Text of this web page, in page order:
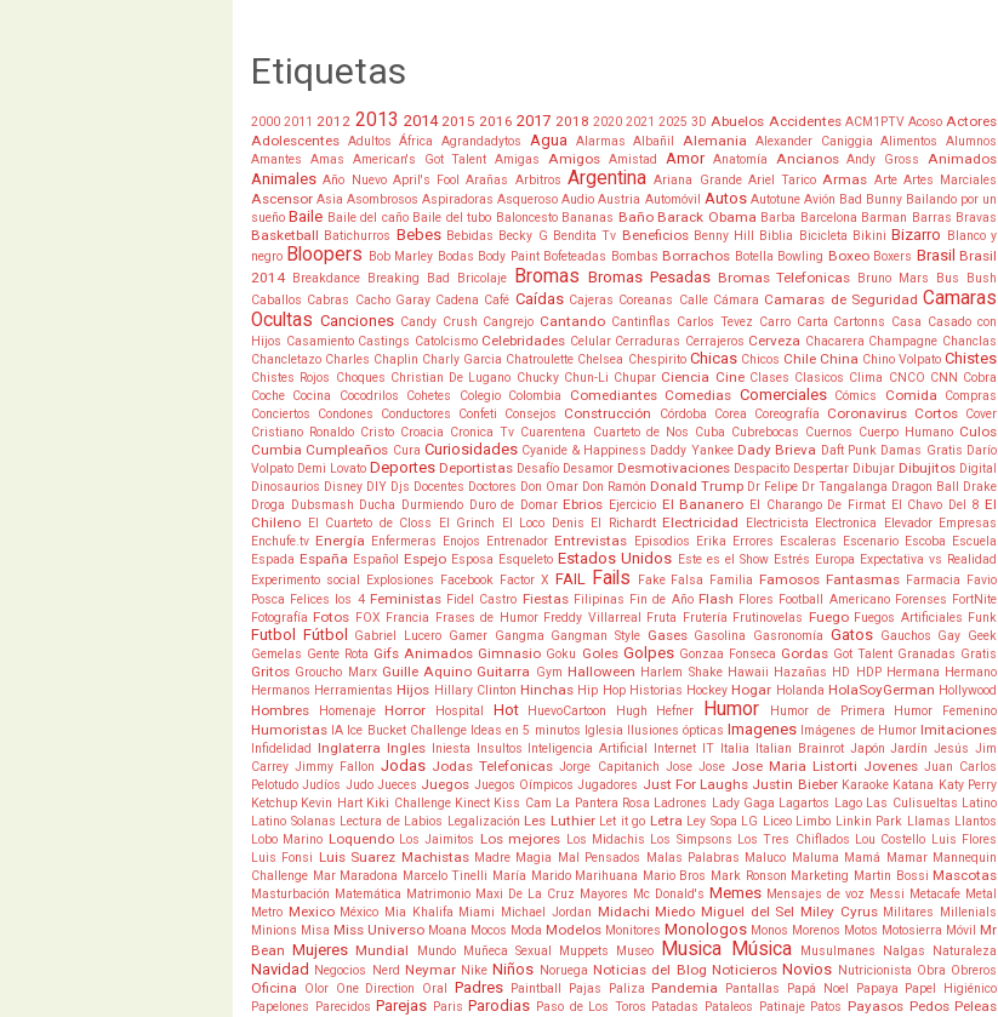
Etiquetas
2000 2011 2012 2013 2014 2015 2016 2017 2018 2020 2021 2025 3D Abuelos Accidentes ACM1PTV Acoso Actores
Adolescentes Adultos África Agrandadytos Agua Alarmas Albañil Alemania Alexander Caniggia Alimentos
Alumnos
Amantes
Amas American's Got Talent Amigas Amigos Amistad Amor Anatomía Ancianos Andy Gross Animados
Animales Año Nuevo April's Fool Arañas Arbitros Argentina Ariana Grande Ariel Tarico Armas Arte Artes Marciales
Ascensor Asia Asombrosos Aspiradoras Asqueroso Audio Austria Automóvil Autos Autotune Avión Bad Bunny Bailando por un
sueño Baile Baile del caño Baile del tubo Baloncesto Bananas Baño Barack Obama Barba Barcelona Barman Barras Bravas
Basketball Batichurros Bebes Bebidas Becky G Bendita Tv Beneficios Benny Hill Biblia Bicicleta Bikini Bizarro
Blanco y
negro Bloopers Bob Marley Bodas Body Paint Bofeteadas Bombas Borrachos Botella Bowling Boxeo Boxers Brasil Brasil
2014
Breakdance Breaking Bad Bricolaje Bromas Bromas Pesadas Bromas Telefonicas Bruno Mars Bus
Bush
Caballos Cabras Cacho Garay Cadena Café Caídas Cajeras Coreanas Calle Cámara Camaras de Seguridad Camaras
Ocultas Canciones Candy Crush Cangrejo Cantando Cantinflas Carlos Tevez Carro Carta Cartonns Casa Casado con
Hijos Casamiento Castings Catolcismo Celebridades Celular Cerraduras Cerrajeros Cerveza Chacarera Champagne Chanclas
Chancletazo Charles Chaplin Charly Garcia Chatroulette Chelsea Chespirito Chicas Chicos Chile China Chino Volpato Chistes
Chistes Rojos Choques Christian De Lugano Chucky Chun-Li Chupar Ciencia Cine Clases Clasicos Clima CNCO CNN Cobra
Coche Cocina Cocodrilos Cohetes Colegio Colombia Comediantes Comedias Comerciales Cómics Comida
Compras
Conciertos
Condones Conductores Confeti Consejos Construcción Córdoba Corea Coreografía Coronavirus Cortos Cover
Cristiano Ronaldo Cristo Croacia Cronica Tv Cuarentena Cuarteto de Nos Cuba Cubrebocas Cuernos Cuerpo Humano Culos
Cumbia Cumpleaños Cura Curiosidades Cyanide & Happiness Daddy Yankee Dady Brieva Daft Punk Damas Gratis Darío
Volpato Demi Lovato Deportes Deportistas Desafío Desamor Desmotivaciones Despacito Despertar Dibujar Dibujitos Digital
Dinosaurios Disney DIY Djs Docentes Doctores Don Omar Don Ramón Donald Trump Dr Felipe Dr Tangalanga Dragon Ball
Drake
Droga
Dubsmash Ducha Durmiendo Duro de Domar Ebrios Ejercicio El Bananero El Charango De Firmat El Chavo Del 8 El
Chileno
El Cuarteto de Closs El Grinch El Loco Denis El Richardt Electricidad Electricista Electronica Elevador Empresas
Enchufe.tv Energía Enfermeras Enojos Entrenador Entrevistas Episodios Erika Errores Escaleras Escenario Escoba
Escuela
Espada España Español Espejo Esposa Esqueleto Estados Unidos Este es el Show Estrés Europa Expectativa vs Realidad
Experimento social
Explosiones Facebook Factor X FAIL Fails Fake Falsa Familia Famosos Fantasmas Farmacia
Favio
Posca Felices los 4 Feministas Fidel Castro Fiestas Filipinas Fin de Año Flash Flores Football Americano Forenses FortNite
Fotografía Fotos FOX Francia Frases de Humor Freddy Villarreal Fruta Frutería Frutinovelas Fuego Fuegos Artificiales Funk
Futbol Fútbol Gabriel Lucero Gamer Gangma Gangman Style Gases Gasolina Gasronomía Gatos Gauchos Gay Geek
Gemelas Gente Rota Gifs Animados Gimnasio Goku Goles Golpes Gonzaa Fonseca Gordas Got Talent Granadas Gratis
Gritos Groucho Marx Guille Aquino Guitarra Gym Halloween Harlem Shake Hawaii Hazañas HD HDP Hermana Hermano
Hermanos Herramientas Hijos Hillary Clinton Hinchas Hip Hop Historias Hockey Hogar Holanda HolaSoyGerman Hollywood
Hombres Homenaje Horror Hospital Hot HuevoCartoon Hugh Hefner Humor Humor de Primera Humor Femenino
Humoristas IA Ice Bucket Challenge Ideas en 5 minutos Iglesia Ilusiones ópticas Imagenes Imágenes de Humor Imitaciones
Infidelidad Inglaterra Ingles Iniesta Insultos Inteligencia Artificial Internet IT Italia Italian Brainrot Japón Jardín Jesús Jim
Carrey Jimmy Fallon Jodas Jodas Telefonicas Jorge Capitanich Jose Jose Jose Maria Listorti Jovenes Juan Carlos
Pelotudo Judíos Judo Jueces Juegos Juegos Oímpicos Jugadores Just For Laughs Justin Bieber Karaoke Katana Katy Perry
Ketchup Kevin Hart Kiki Challenge Kinect Kiss Cam La Pantera Rosa Ladrones Lady Gaga Lagartos Lago Las Culisueltas Latino
Latino Solanas Lectura de Labios Legalización Les Luthier Let it go Letra Ley Sopa LG Liceo Limbo Linkin Park Llamas Llantos
Lobo Marino Loquendo Los Jaimitos Los mejores Los Midachis Los Simpsons Los Tres Chiflados Lou Costello Luis Flores
Luis Fonsi Luis Suarez Machistas Madre Magia Mal Pensados Malas Palabras Maluco Maluma Mamá Mamar Mannequin
Challenge Mar Maradona Marcelo Tinelli María Marido Marihuana Mario Bros Mark Ronson Marketing Martin Bossi Mascotas
Masturbación Matemática Matrimonio Maxi De La Cruz Mayores Mc Donald's Memes Mensajes de voz Messi Metacafe Metal
Metro Mexico México Mia Khalifa Miami Michael Jordan Midachi Miedo Miguel del Sel Miley Cyrus Militares
Millenials
Minions Misa Miss Universo Moana Mocos Moda Modelos Monitores Monologos Monos Morenos Motos Motosierra Móvil Mr
Bean Mujeres Mundial Mundo Muñeca Sexual Muppets Museo Musica Música Musulmanes Nalgas Naturaleza
Navidad Negocios Nerd Neymar Nike Niños Noruega Noticias del Blog Noticieros Novios Nutricionista Obra Obreros
Oficina Olor One Direction Oral Padres Paintball Pajas Paliza Pandemia Pantallas Papá Noel Papaya
Papel Higiénico
Papelones
Parecidos Parejas Paris Parodias Paso de Los Toros Patadas Pataleos Patinaje Patos Payasos Pedos Peleas